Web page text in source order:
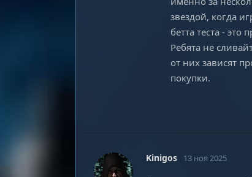
звездой, когда
бетта теста - это
Ребята не
от них зависят
покупки.
Kinigos 13 ноя 2025